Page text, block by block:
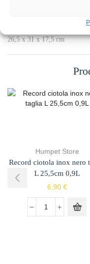
26,5 x 31 x 17,5 cm
Humpet Store
Record ciotola inox nero
L 25,5cm 0,9L
6,90 €